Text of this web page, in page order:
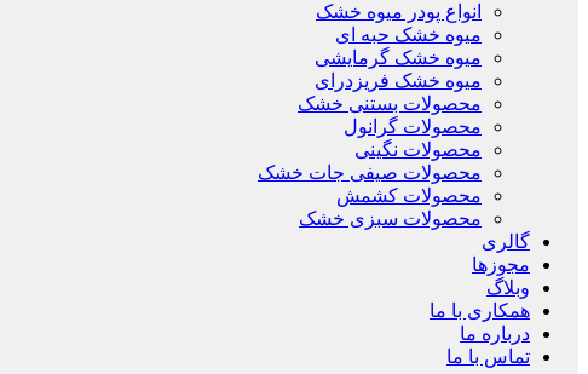
انواع پودر میوه خشک
میوه خشک حبه ای
میوه خشک گرمایشی
میوه خشک فریزدرای
محصولات بستنی خشک
محصولات گرانول
محصولات نگینی
محصولات صیفی جات خشک
محصولات کشمش
محصولات سبزی خشک
گالری
مجوزها
وبلاگ
همکاری با ما
درباره ما
تماس با ما